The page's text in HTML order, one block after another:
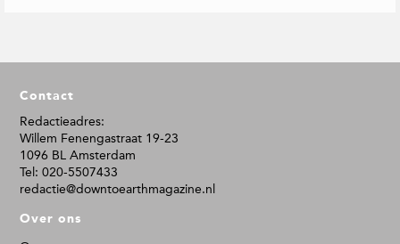
o
o
Contact
Redactieadres:
Willem Fenengastraat 19-23
1096 BL Amsterdam
Tel: 020-5507433
redactie@downtoearthmagazine.nl
Over ons